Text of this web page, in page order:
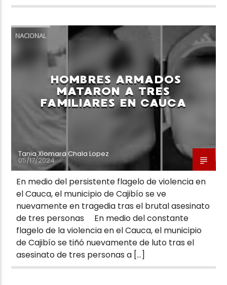
NACIONAL
HOMBRES ARMADOS
MATARON A TRES
FAMILIARES EN CAUCA
Tania Xiomara Chala Lopez
05/17/2024
En medio del persistente flagelo de violencia en
el Cauca, el municipio de Cajibío se ve
nuevamente en tragedia tras el brutal asesinato
de tres personas En medio del constante
flagelo de la violencia en el Cauca, el municipio
de Cajibío se tiñó nuevamente de luto tras el
asesinato de tres personas a […]